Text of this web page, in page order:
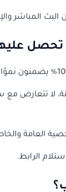
المباشر
تحصل
لا تتعارض
العامة
الرابط.